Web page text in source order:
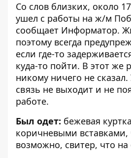
Со слов близких, около
ушел с работы на ж/м
сообщает Информатор.
поэтому всегда
если где-то
куда-то пойти. В этот же
никому ничего не
связь не выходит и не
работе.
Был одет: бежевая
коричневыми вставками,
возможно, свитер, что на